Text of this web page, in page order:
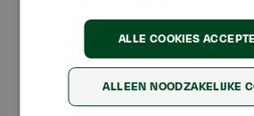
omringd door flora en fauna.
we ook veel uren per dag met
onderzoek. Elke ochtend deden
naar vogels. We vingen ze met
ALLE COOKIES
ALLEEN NOODZAKELIJKE